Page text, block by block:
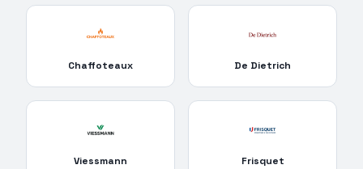
Chaffoteaux De Dietrich
Viessmann Frisquet